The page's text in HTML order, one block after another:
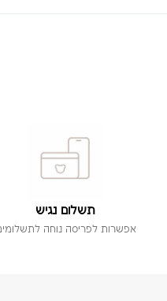
תשלום נגיש
אפשרות לפריסה נוחה